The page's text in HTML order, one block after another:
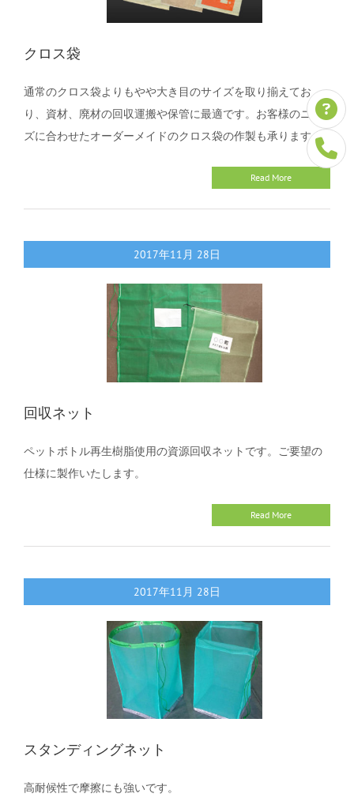
クロス袋
通常のクロス袋よりもやや大き目のサイズを取り揃えてお
り、資材、廃材の回収運搬や保管に最適です。お客様のニー
ズに合わせたオーダーメイドのクロス袋の作製も承ります。
Read More
2017年11月 28日
回収ネット
ペットボトル再生樹脂使用の資源回収ネットです。ご要望の
仕様に製作いたします。
Read More
2017年11月 28日
スタンディングネット
高耐候性で摩擦にも強いです。